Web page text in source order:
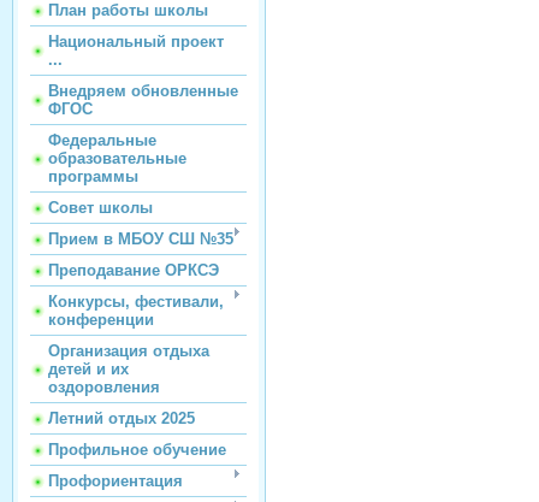
План работы школы
Национальный проект
...
Внедряем обновленные
ФГОС
Федеральные
образовательные
программы
Совет школы
Прием в МБОУ СШ №35
Преподавание ОРКСЭ
Конкурсы, фестивали,
конференции
Организация отдыха
детей и их
оздоровления
Летний отдых 2025
Профильное обучение
Профориентация